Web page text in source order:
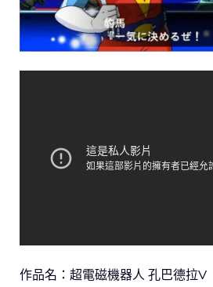
作品名：超電磁機器人 孔巴德拉V